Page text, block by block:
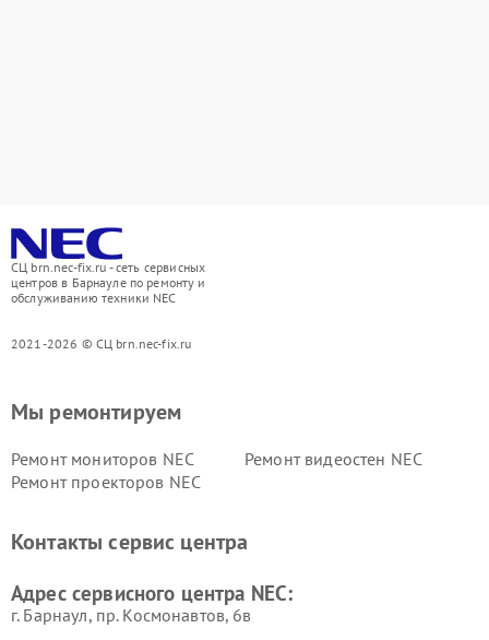
СЦ brn.nec-fix.ru - сеть сервисных
центров в Барнауле по ремонту и
обслуживанию техники NEC
2021-2026 © СЦ brn.nec-fix.ru
Мы ремонтируем
Ремонт мониторов NEC
Ремонт видеостен NEC
Ремонт проекторов NEC
Контакты сервис центра
Адрес сервисного центра NEC:
г. Барнаул, ​пр. Космонавтов, 6в